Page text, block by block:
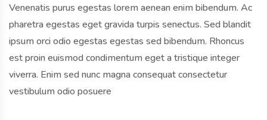
Venenatis purus egestas lorem aenean enim bibendum. Ac
pharetra egestas eget gravida turpis senectus. Sed blandit
ipsum orci odio egestas egestas sed bibendum. Rhoncus
est proin euismod condimentum eget a tristique integer
viverra. Enim sed nunc magna consequat consectetur
vestibulum odio posuere